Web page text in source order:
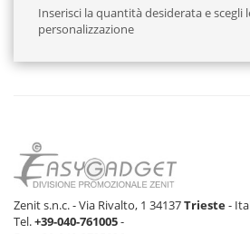
Inserisci la quantità desiderata e scegli
personalizzazione
Zenit s.n.c. - Via Rivalto, 1 34137Trieste-
Tel.+39-040-761005-